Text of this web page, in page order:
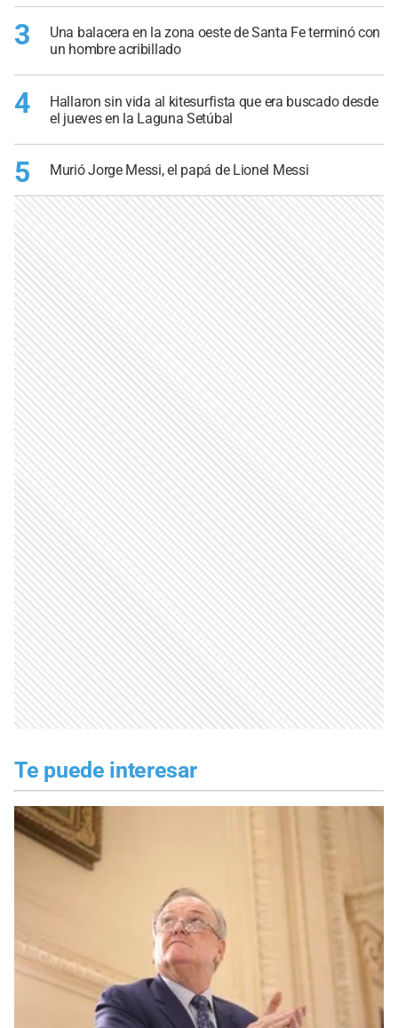
3
Una balacera en la zona oeste de Santa Fe terminó con
un hombre acribillado
4
Hallaron sin vida al kitesurfista que era buscado desde
el jueves en la Laguna Setúbal
5 Murió Jorge Messi, el papá de Lionel Messi
Te puede interesar